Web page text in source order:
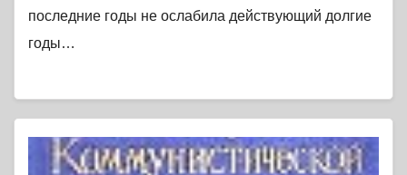
последние годы не ослабила действующий долгие
годы…